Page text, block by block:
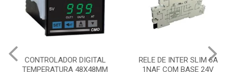
CONTROLADOR DIGITAL
TEMPERATURA 48X48MM
RELE DE INTER SLIM 6A
1NAF COM BASE 24V